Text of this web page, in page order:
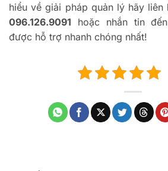
hiểu về giải pháp quản lý hãy liên
096.126.9091 hoặc nhắn tin
được hỗ trợ nhanh chóng nhất!